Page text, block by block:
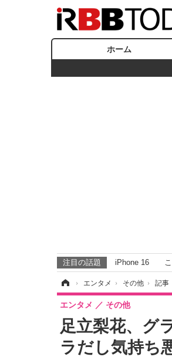
ホーム
注目の話題 iPhone 16
› エンタメ › その他 › 記事
足立梨花、グ
ラだし気持ち
エンタメ その他